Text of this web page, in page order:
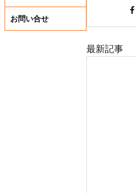
最新記事
お問い合せ